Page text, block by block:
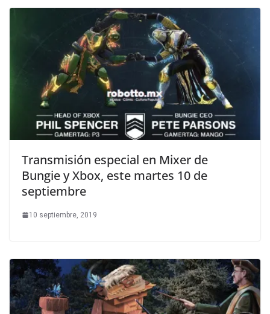
Transmisión especial en Mixer de
Bungie y Xbox, este martes 10 de
septiembre
10 septiembre, 2019